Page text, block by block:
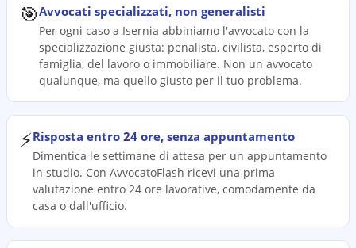
🎯Avvocati specializzati, non generalisti
Per ogni caso a Isernia abbiniamo l'avvocato con la
specializzazione giusta: penalista, civilista, esperto di
famiglia, del lavoro o immobiliare. Non un avvocato
qualunque, ma quello giusto per il tuo problema.
⚡Risposta entro 24 ore, senza appuntamento
Dimentica le settimane di attesa per un appuntamento
in studio. Con AvvocatoFlash ricevi una prima
valutazione entro 24 ore lavorative, comodamente da
casa o dall'ufficio.